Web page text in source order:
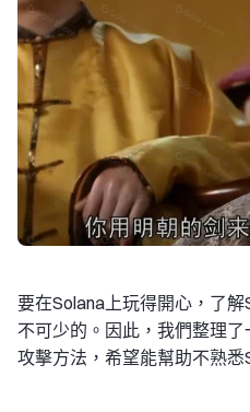
要在Solana上玩得開心，了
不可少的。因此，我們整理
攻擊方法，希望能幫助不熟悉